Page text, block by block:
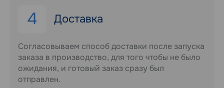
4 Доставка
Согласовываем способ доставки после запуска
заказа в производство, для того чтобы не было
ожидания, и готовый заказ сразу был
отправлен.